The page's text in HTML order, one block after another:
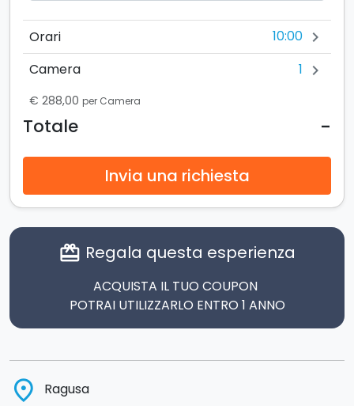
Orari 10:00 chevron_right
Camera 1 chevron_right
€ 288,00 per Camera
Totale -
Invia una richiesta
card_giftcard Regala questa esperienza
ACQUISTA IL TUO COUPON
POTRAI UTILIZZARLO ENTRO 1 ANNO
place Ragusa